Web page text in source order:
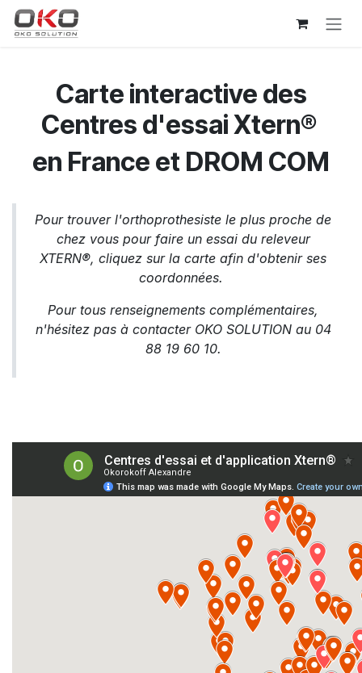
Se rendre au contenu
Carte interactive des
Centres d'essai Xtern®
en France et DROM COM
Pour trouver l'orthoprothesiste le plus proche de
chez vous pour faire un essai du releveur
XTERN®, cliquez sur la carte afin d'obtenir ses
coordonnées.
Pour tous renseignements complémentaires,
n'hésitez pas à contacter OKO SOLUTION au 04
88 19 60 10.